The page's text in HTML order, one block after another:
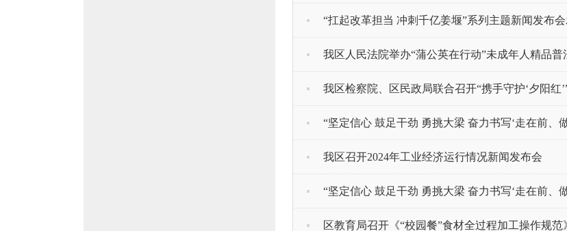
“扛起改革担当 冲刺千亿姜堰”系列主题新闻发布
我区人民法院举办“蒲公英在行动”未成年人精品普
我区检察院、区民政局联合召开“携手守护‘夕阳红
“坚定信心 鼓足干劲 勇挑大梁 奋力书写‘走在前、
我区召开2024年工业经济运行情况新闻发布会
“坚定信心 鼓足干劲 勇挑大梁 奋力书写‘走在前、
区教育局召开《“校园餐”食材全过程加工操作规范